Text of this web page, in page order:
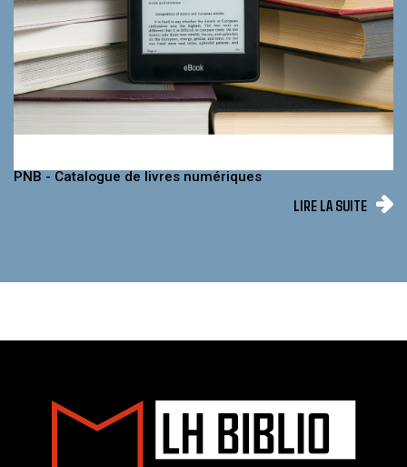
PNB - Catalogue de livres numériques
LIRE LA SUITE